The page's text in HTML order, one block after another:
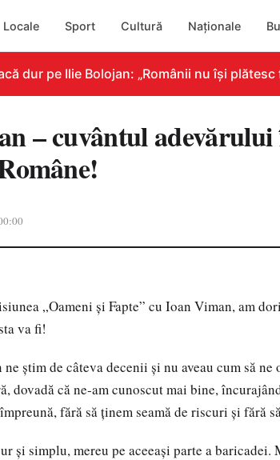
Locale Sport Cultură Naționale
dur pe Ilie Bolojan: „Românii nu își plătesc
– cuvântul
„Oameni şi Fapte” cu Ioan Viman, am
va fi!
ştim de câteva decenii şi nu aveau cum să ne
dovadă că ne-am cunoscut mai bine,
fără să ţinem seamă de riscuri şi fără
şi simplu, mereu pe aceeaşi parte a